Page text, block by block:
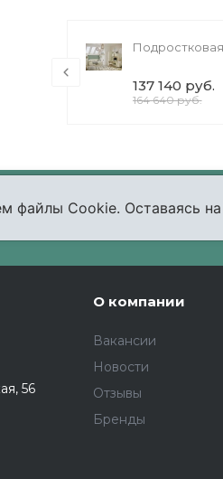
137 140 руб.
164 640 руб.
Проконсультируем и
56
О компании
Вакансии
Новости
Отзывы
Бренды
файлы Cookie. Оставаясь